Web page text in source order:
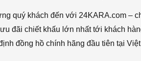
quý khách đến với 24KARA.com –
đãi chiết khấu lớn nhất tới khách
đồng hồ chính hãng đầu tiên tại